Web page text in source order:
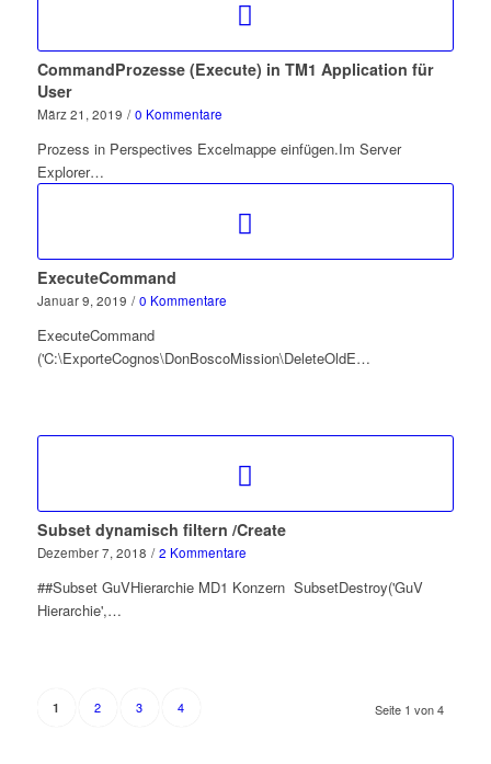
CommandProzesse (Execute) in TM1 Application für
User
März 21, 2019 / 0 Kommentare
Prozess in Perspectives Excelmappe einfügen.Im Server
Explorer…
ExecuteCommand
Januar 9, 2019 / 0 Kommentare
ExecuteCommand
('C:\ExporteCognos\DonBoscoMission\DeleteOldE…
Subset dynamisch filtern /Create
Dezember 7, 2018 / 2 Kommentare
##Subset GuVHierarchie MD1 Konzern SubsetDestroy('GuV
Hierarchie',…
Seite 1 von 4
1 2 3 4